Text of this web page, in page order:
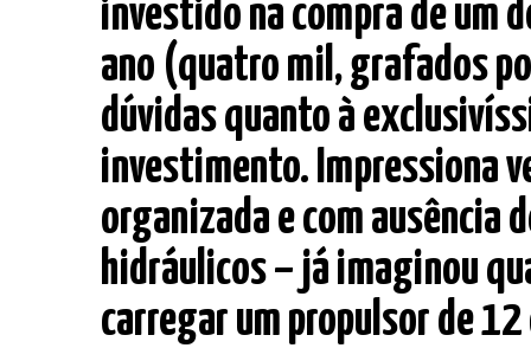
investido na compra de um
ano (quatro mil, grafados
dúvidas quanto à
investimento. Impressiona
organizada e com ausência
hidráulicos – já imaginou
carregar um propulsor de